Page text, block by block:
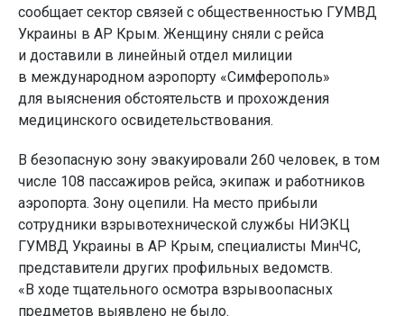
сообщает сектор связей с общественностью ГУМВД
Украины в АР Крым. Женщину сняли с рейса
и доставили в линейный отдел милиции
в международном аэропорту «Симферополь»
для выяснения обстоятельств и прохождения
медицинского освидетельствования.
В безопасную зону эвакуировали 260 человек, в том
числе 108 пассажиров рейса, экипаж и работников
аэропорта. Зону оцепили. На место прибыли
сотрудники взрывотехнической службы НИЭКЦ
ГУМВД Украины в АР Крым, специалисты МинЧС,
представители других профильных ведомств.
«В ходе тщательного осмотра взрывоопасных
предметов выявлено не было.